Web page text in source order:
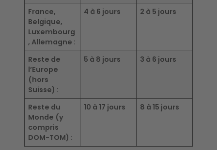
France,
Belgique,
Luxembourg
, Allemagne :
4 à 6 jours 2 à 5 jours
Reste de
l’Europe
(hors
Suisse) :
5 à 8 jours 3 à 6 jours
Reste du
Monde (y
compris
DOM-TOM) :
10 à 17 jours 8 à 15 jours